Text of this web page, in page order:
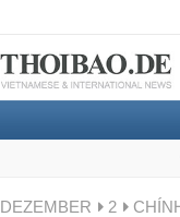
DEZEMBER 2